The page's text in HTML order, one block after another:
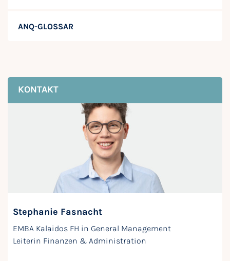
ANQ-GLOSSAR
KONTAKT
Stephanie Fasnacht
EMBA Kalaidos FH in General Management
Leiterin Finanzen & Administration